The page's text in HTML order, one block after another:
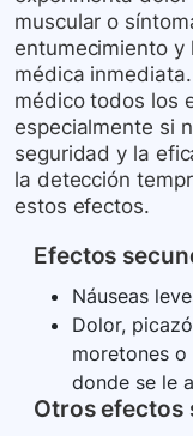
muscular o
entumecimiento y
médica
médico todos los
especialmente si
seguridad y la
la detección
estos efectos.
Efectos
Náuseas
Dolor,
moretones
donde se le
Otros efectos